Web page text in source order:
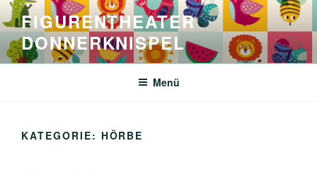
Zum
Inhalt
springen
FIGURENTHEATER
DONNERKNISPEL
Menü
KATEGORIE: HÖRBE